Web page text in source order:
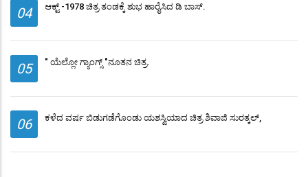
04 ಆಕ್ಟ್ -1978 ಚಿತ್ರ ತಂಡಕ್ಕೆ ಶುಭ ಹಾರೈಸಿದ ಡಿ ಬಾಸ್.
05 " ಯೆಲ್ಲೋ ಗ್ಯಾಂಗ್ಸ್ "ನೂತನ ಚಿತ್ರ.
06 ಕಳೆದ ವರ್ಷ ಬಿಡುಗಡೆಗೊಂಡು ಯಶಸ್ವಿಯಾದ ಚಿತ್ರ ಶಿವಾಜಿ ಸುರತ್ಕಲ್,